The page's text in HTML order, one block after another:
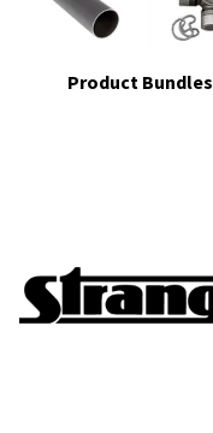
Product Bundles